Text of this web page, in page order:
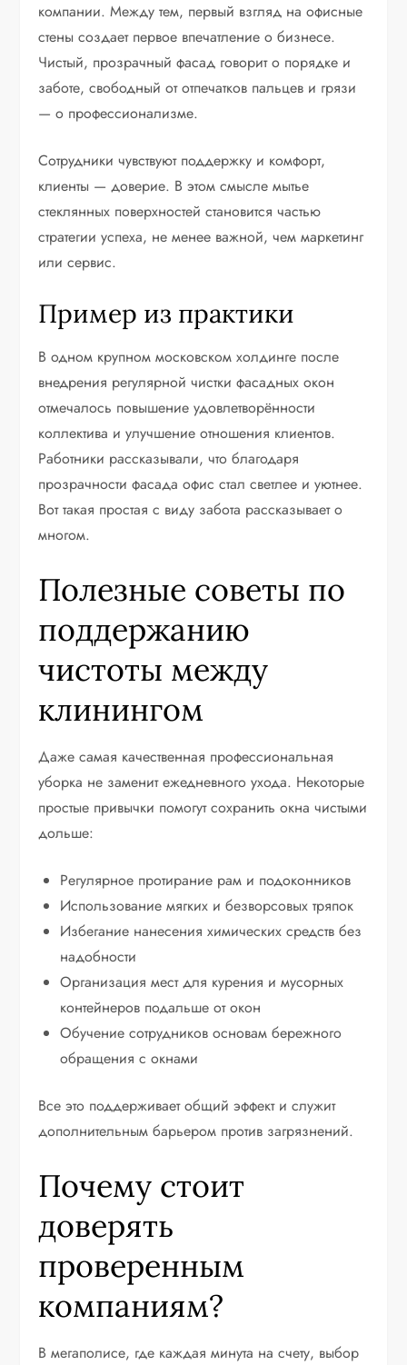
компании. Между тем, первый взгляд на офисные
стены создает первое впечатление о бизнесе.
Чистый, прозрачный фасад говорит о порядке и
заботе, свободный от отпечатков пальцев и грязи
— о профессионализме.
Сотрудники чувствуют поддержку и комфорт,
клиенты — доверие. В этом смысле мытье
стеклянных поверхностей становится частью
стратегии успеха, не менее важной, чем маркетинг
или сервис.
Пример из практики
В одном крупном московском холдинге после
внедрения регулярной чистки фасадных окон
отмечалось повышение удовлетворённости
коллектива и улучшение отношения клиентов.
Работники рассказывали, что благодаря
прозрачности фасада офис стал светлее и уютнее.
Вот такая простая с виду забота рассказывает о
многом.
Полезные советы по
поддержанию
чистоты между
клинингом
Даже самая качественная профессиональная
уборка не заменит ежедневного ухода. Некоторые
простые привычки помогут сохранить окна чистыми
дольше:
Регулярное протирание рам и подоконников
Использование мягких и безворсовых тряпок
Избегание нанесения химических средств без
надобности
Организация мест для курения и мусорных
контейнеров подальше от окон
Обучение сотрудников основам бережного
обращения с окнами
Все это поддерживает общий эффект и служит
дополнительным барьером против загрязнений.
Почему стоит
доверять
проверенным
компаниям?
В мегаполисе, где каждая минута на счету, выбор